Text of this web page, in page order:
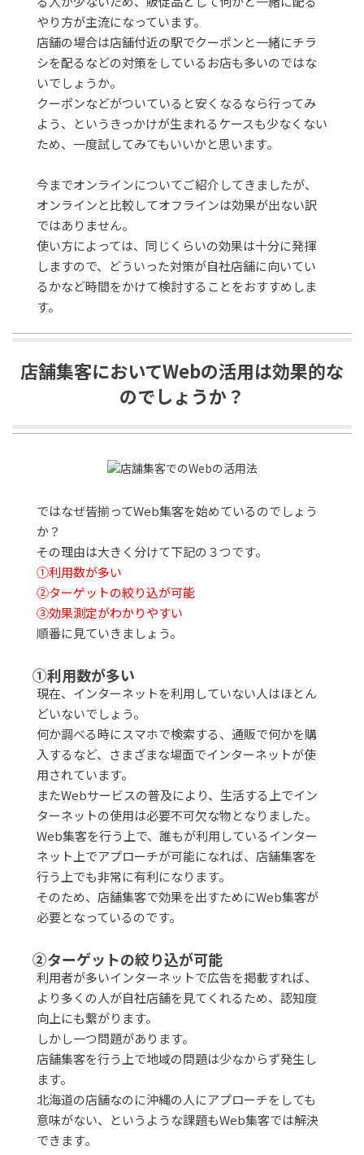
やり方が主流になっています。
店舗の場合は店舗付近の駅でクーポンと一緒にチラ
シを配るなどの対策をしているお店も多いのではな
いでしょうか。
クーポンなどがついていると安くなるなら行ってみ
よう、というきっかけが生まれるケースも少なくない
ため、一度試してみてもいいかと思います。
今までオンラインについてご紹介してきましたが、
オンラインと比較してオフラインは効果が出ない訳
ではありません。
使い方によっては、同じくらいの効果は十分に発揮
しますので、どういった対策が自社店舗に向いてい
るかなど時間をかけて検討することをおすすめしま
す。
店舗集客においてWebの活用は効果的な
のでしょうか？
ではなぜ皆揃ってWeb集客を始めているのでしょう
か？
その理由は大きく分けて下記の３つです。
①利用数が多い
②ターゲットの絞り込が可能
③効果測定がわかりやすい
順番に見ていきましょう。
①利用数が多い
現在、インターネットを利用していない人はほとん
どいないでしょう。
何か調べる時にスマホで検索する、通販で何かを購
入するなど、さまざまな場面でインターネットが使
用されています。
またWebサービスの普及により、生活する上でイン
ターネットの使用は必要不可欠な物となりました。
Web集客を行う上で、誰もが利用しているインター
ネット上でアプローチが可能になれば、店舗集客を
行う上でも非常に有利になります。
そのため、店舗集客で効果を出すためにWeb集客が
必要となっているのです。
②ターゲットの絞り込が可能
利用者が多いインターネットで広告を掲載すれば、
より多くの人が自社店舗を見てくれるため、認知度
向上にも繋がります。
しかし一つ問題があります。
店舗集客を行う上で地域の問題は少なからず発生し
ます。
北海道の店舗なのに沖縄の人にアプローチをしても
意味がない、というような課題もWeb集客では解決
できます。